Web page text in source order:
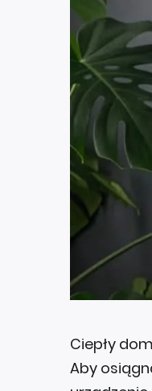
Ciepły
Aby